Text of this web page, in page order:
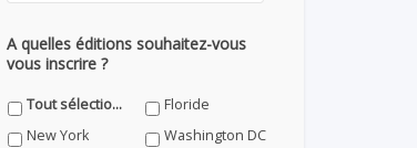
A quelles éditions souhaitez-vous
vous inscrire ?
Tout sélectionner
Floride
New York
Washington DC